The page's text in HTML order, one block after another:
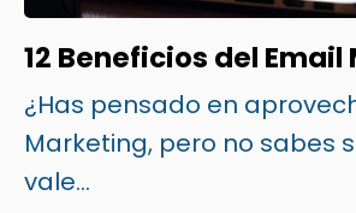
12 Beneficios del
¿Has pensado en
Marketing, pero no sabes
vale...